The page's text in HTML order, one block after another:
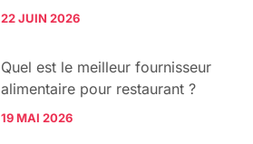
22 JUIN 2026
Quel est le meilleur fournisseur
alimentaire pour restaurant ?
19 MAI 2026